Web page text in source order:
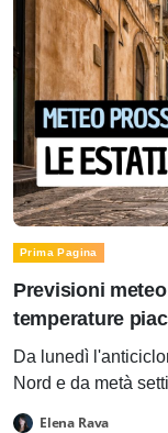
Prima Pagina
Previsioni
temperature
Da lunedì
Nord e da metà
Elena Rava